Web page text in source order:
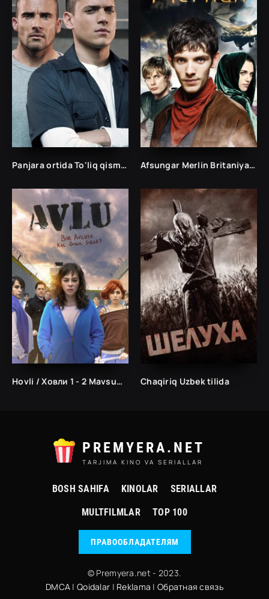
Panjara ortida To'liq qismlar Afsungar Merlin Britaniya seriali Uzbek tilida tarjima seriali O'zbekcha 2012 skachat
Hovli / Ховли 1 - 2 Mavsum / fasil Turk seriali Chaqiriq Uzbek tilida
PREMYERA.NET
TARJIMA KINO VA SERIALLAR
BOSH SAHIFA KINOLAR SERIALLAR
MULTFILMLAR TOP 100
ПРАВООБЛАДАТЕЛЯМ
© Premyera.net - 2023.
DMCA |Qoidalar | Reklama | Обратная связь